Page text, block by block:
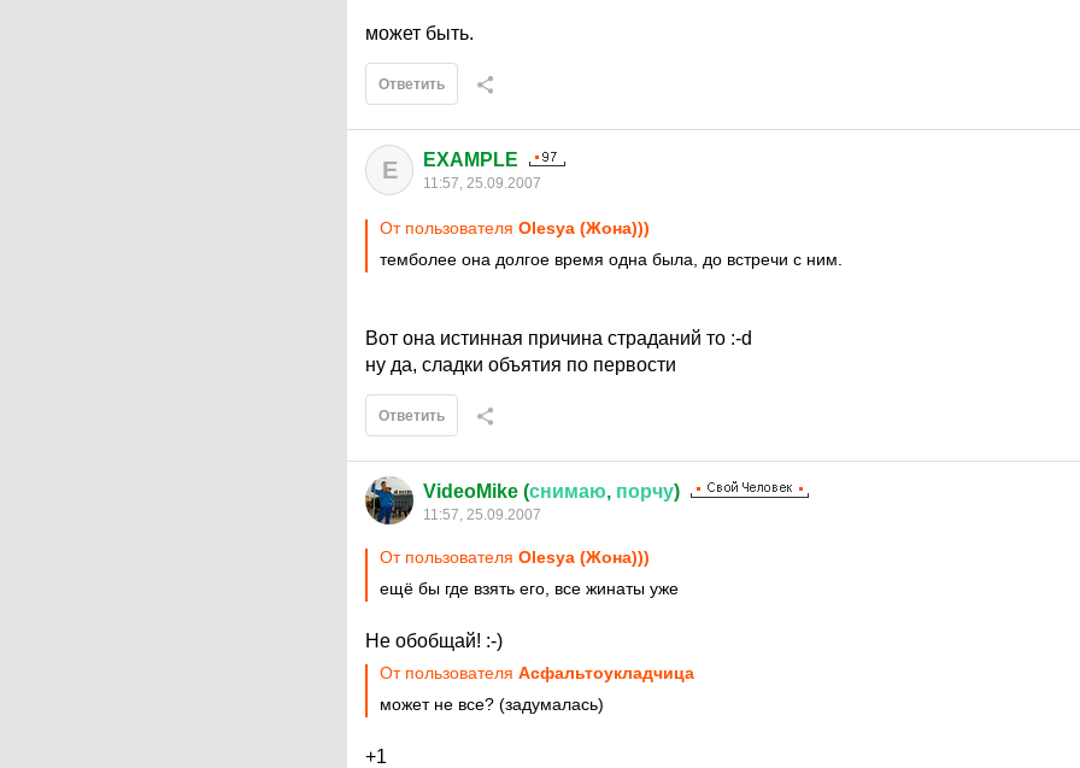
может быть.
Ответить
E EXAMPLE
11:57, 25.09.2007
От пользователя Olesya (Жона)))
темболее она долгое время одна была, до встречи с ним.
Вот она истинная причина страданий то :-d
ну да, сладки объятия по первости
Ответить
VideoMike (снимаю, порчу)
11:57, 25.09.2007
От пользователя Olesya (Жона)))
ещё бы где взять его, все жинаты уже
Не обобщай! :-)
От пользователя Асфальтоукладчица
может не все? (задумалась)
+1